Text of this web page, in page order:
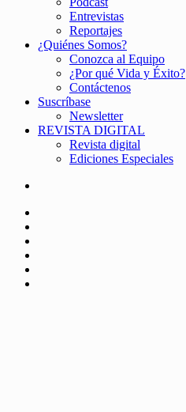
Entrevistas
Reportajes
¿Quiénes Somos?
Conozca al Equipo
¿Por qué Vida y Éxito?
Contáctenos
Suscríbase
Newsletter
REVISTA DIGITAL
Revista digital
Ediciones Especiales